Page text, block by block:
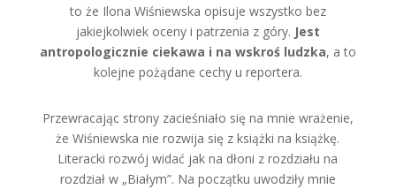
to że Ilona Wiśniewska opisuje wszystko bez
jakiejkolwiek oceny i patrzenia z góry. Jest
antropologicznie ciekawa i na wskroś ludzka, a to
kolejne pożądane cechy u reportera.
Przewracając strony zacieśniało się na mnie wrażenie,
że Wiśniewska nie rozwija się z książki na książkę.
Literacki rozwój widać jak na dłoni z rozdziału na
rozdział w „Białym”. Na początku uwodziły mnie